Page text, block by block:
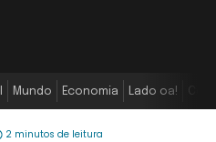
Mundo Economia Lado oa!
2 minutos de leitura